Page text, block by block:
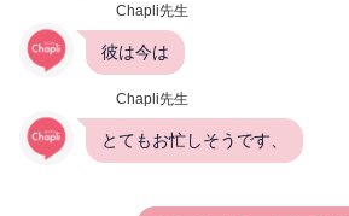
Chapli先生
彼は今は
Chapli先生
とてもお忙しそうです、